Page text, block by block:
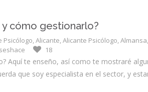
y cómo gestionarlo?
Psicólogo,Alicante,Alicante Psicólogo,Almansa,
18
Aquí te enseño, así como te mostraré
que soy especialista en el sector, y